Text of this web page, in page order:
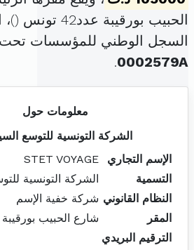
الحبيب بورقيبة عدد42 تونس (
السجل الوطني للمؤسسات تحت
0002579A
.
معلومات حول
الشركة التونسية للتوسع
الإسم التجاري
STET VOYAGE
التسمية
الشركة التونسية
النظام القانوني شركة خفية الإسم
المقر
شارع الحبيب بورقيبة
الترقيم البريدي